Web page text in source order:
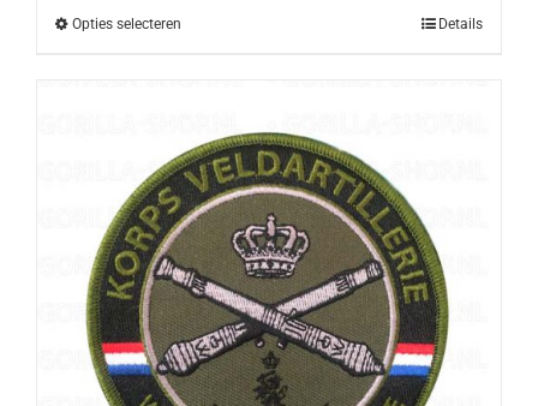
Opties selecteren Details